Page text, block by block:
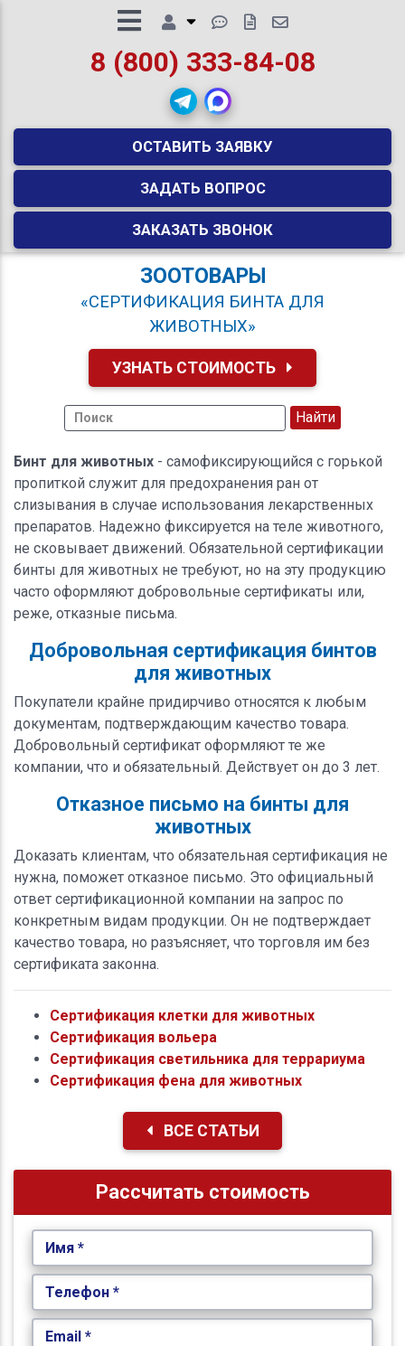
8 (800) 333-84-08
ОСТАВИТЬ ЗАЯВКУ
ЗАДАТЬ ВОПРОС
ЗАКАЗАТЬ ЗВОНОК
ЗООТОВАРЫ
«СЕРТИФИКАЦИЯ БИНТА ДЛЯ
ЖИВОТНЫХ»
УЗНАТЬ СТОИМОСТЬ
Бинт для животных - самофиксирующийся с горькой
пропиткой служит для предохранения ран от
слизывания в случае использования лекарственных
препаратов. Надежно фиксируется на теле животного,
не сковывает движений. Обязательной сертификации
бинты для животных не требуют, но на эту продукцию
часто оформляют добровольные сертификаты или,
реже, отказные письма.
Добровольная сертификация бинтов
для животных
Покупатели крайне придирчиво относятся к любым
документам, подтверждающим качество товара.
Добровольный сертификат оформляют те же
компании, что и обязательный. Действует он до 3 лет.
Отказное письмо на бинты для
животных
Доказать клиентам, что обязательная сертификация не
нужна, поможет отказное письмо. Это официальный
ответ сертификационной компании на запрос по
конкретным видам продукции. Он не подтверждает
качество товара, но разъясняет, что торговля им без
сертификата законна.
Сертификация клетки для животных
Сертификация вольера
Сертификация светильника для террариума
Сертификация фена для животных
ВСЕ СТАТЬИ
Рассчитать стоимость
Имя *
Телефон *
Email *